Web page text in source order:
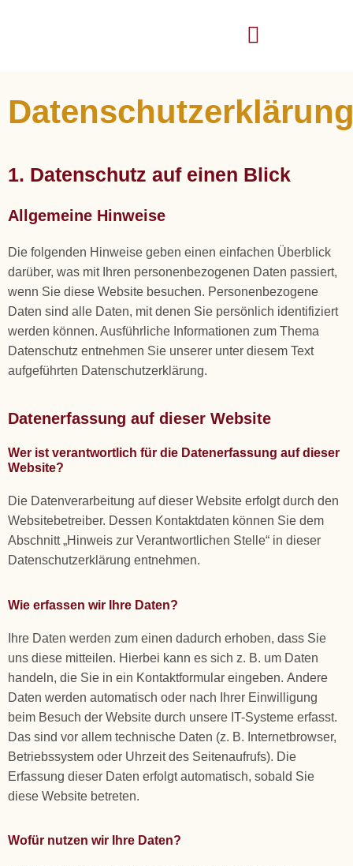
1. Datenschutz auf einen Blick
Allgemeine Hinweise
Die folgenden Hinweise geben einen einfachen Überblick
darüber, was mit Ihren personenbezogenen Daten passiert,
wenn Sie diese Website besuchen. Personenbezogene
Daten sind alle Daten, mit denen Sie persönlich identifiziert
werden können. Ausführliche Informationen zum Thema
Datenschutz entnehmen Sie unserer unter diesem Text
aufgeführten Datenschutzerklärung.
Datenerfassung auf dieser Website
Wer ist verantwortlich für die Datenerfassung auf dieser
Website?
Die Datenverarbeitung auf dieser Website erfolgt durch den
Websitebetreiber. Dessen Kontaktdaten können Sie dem
Abschnitt „Hinweis zur Verantwortlichen Stelle“ in dieser
Datenschutzerklärung entnehmen.
Wie erfassen wir Ihre Daten?
Ihre Daten werden zum einen dadurch erhoben, dass Sie
uns diese mitteilen. Hierbei kann es sich z. B. um Daten
handeln, die Sie in ein Kontaktformular eingeben. Andere
Daten werden automatisch oder nach Ihrer Einwilligung
beim Besuch der Website durch unsere IT-Systeme erfasst.
Das sind vor allem technische Daten (z. B. Internetbrowser,
Betriebssystem oder Uhrzeit des Seitenaufrufs). Die
Erfassung dieser Daten erfolgt automatisch, sobald Sie
diese Website betreten.
Wofür nutzen wir Ihre Daten?